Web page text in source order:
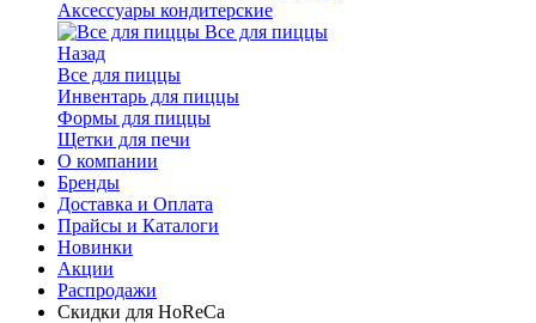
Аксессуары кондитерские
Все для пиццы
Назад
Все для пиццы
Инвентарь для пиццы
Формы для пиццы
Щетки для печи
О компании
Бренды
Доставка и Оплата
Прайсы и Каталоги
Новинки
Акции
Распродажи
Скидки для HoReCa